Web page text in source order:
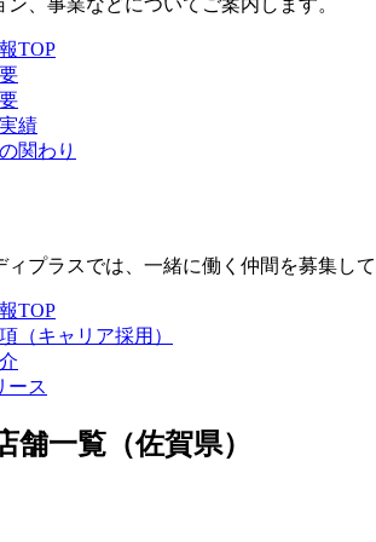
TOP
績
関わり
ィプラスでは、一緒に働く仲間を募集し
TOP
（キャリア採用）
ース
舗一覧（佐賀県）